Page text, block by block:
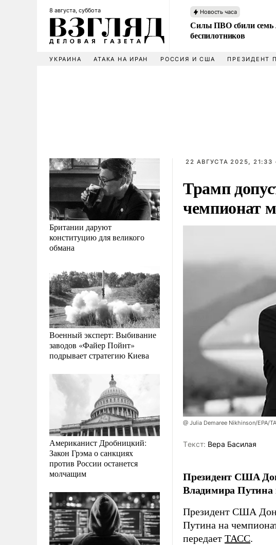
8 августа, суббота Новость часа
Силы ПВО сбили семь
беспилотников
УКРАИНА АТАКА НА ИРАН РОССИЯ И США ПРЕЗИДЕНТ
Британии даруют
конституцию для великого
обмана
Военный эксперт: Выбивание
заводов «Файер Пойнт»
подрывает стратегию Киева
Американист Дробницкий:
Закон Грэма о санкциях
против России останется
молчащим
22 АВГУСТА 2025, 21:33
Трамп
чемпионат
@ Julia Demaree Nikhinson/EPA/
Tекст: Вера Басилая
Президент США
Владимира Путина
Президент США
Путина на
передает ТАСС.